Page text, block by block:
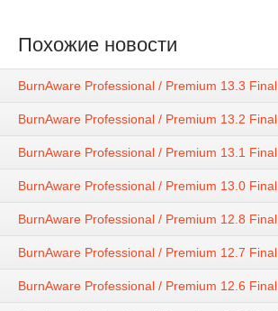
Похожие новости
BurnAware Professional / Premium 13.3 Final
BurnAware Professional / Premium 13.2 Final
BurnAware Professional / Premium 13.1 Final
BurnAware Professional / Premium 13.0 Final
BurnAware Professional / Premium 12.8 Final
BurnAware Professional / Premium 12.7 Final
BurnAware Professional / Premium 12.6 Final